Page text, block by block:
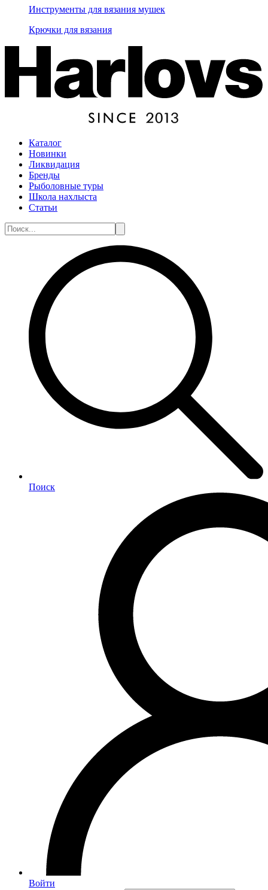
Инструменты для вязания мушек
Крючки для вязания
Каталог
Новинки
Ликвидация
Бренды
Рыболовные туры
Школа нахлыста
Статьи
Поиск
Войти